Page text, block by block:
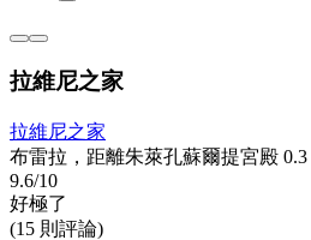
拉維尼之家
拉維尼之家
布雷拉，距離朱萊孔蘇爾提宮殿 0.3
9.6/10
好極了
(15 則評論)